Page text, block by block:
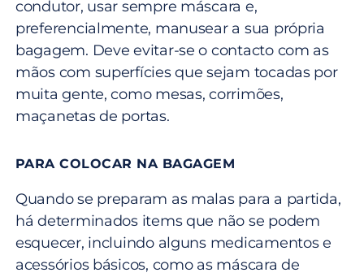
condutor, usar sempre máscara e,
preferencialmente, manusear a sua própria
bagagem. Deve evitar-se o contacto com as
mãos com superfícies que sejam tocadas por
muita gente, como mesas, corrimões,
maçanetas de portas.
PARA COLOCAR NA BAGAGEM
Quando se preparam as malas para a partida,
há determinados items que não se podem
esquecer, incluindo alguns medicamentos e
acessórios básicos, como as máscara de